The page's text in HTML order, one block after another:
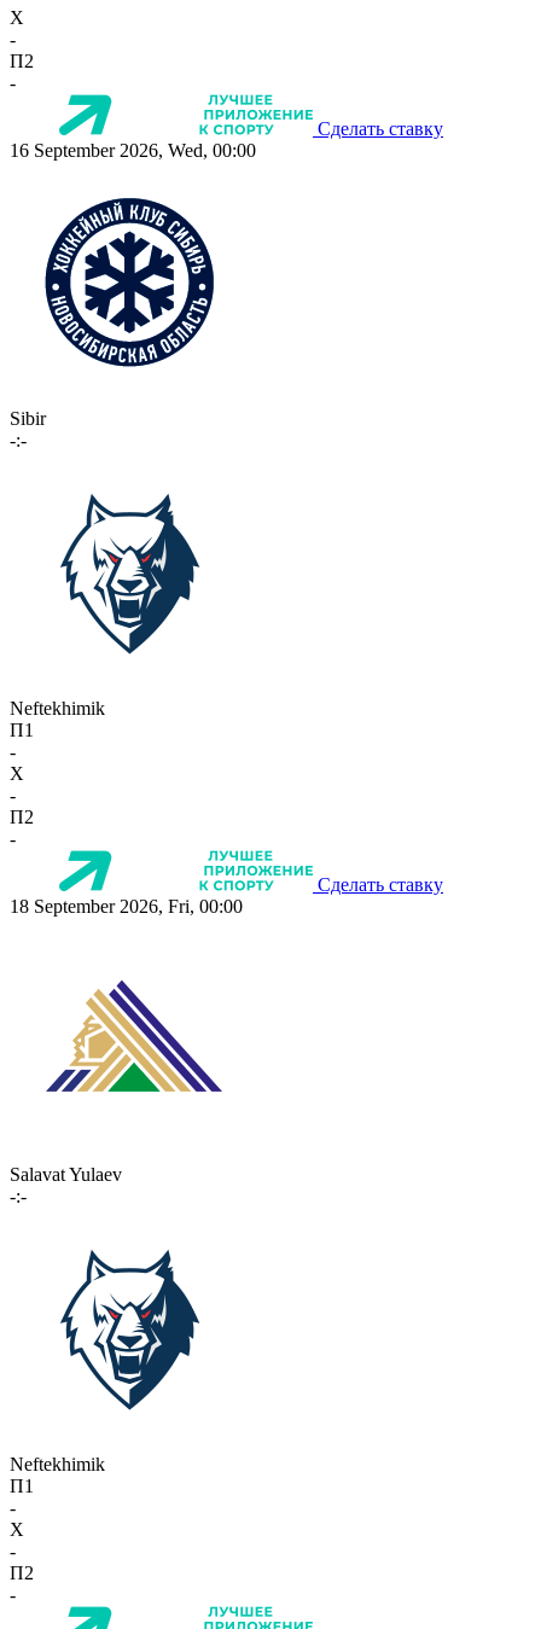
X
-
П2
-
Сделать ставку
16 September 2026, Wed, 00:00
Sibir
-:-
Neftekhimik
П1
-
X
-
П2
-
Сделать ставку
18 September 2026, Fri, 00:00
Salavat Yulaev
-:-
Neftekhimik
П1
-
X
-
П2
-